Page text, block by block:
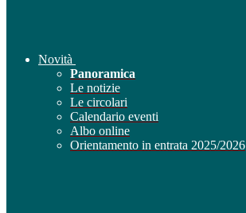
Novità
Panoramica
Le notizie
Le circolari
Calendario eventi
Albo online
Orientamento in entrata 2025/2026